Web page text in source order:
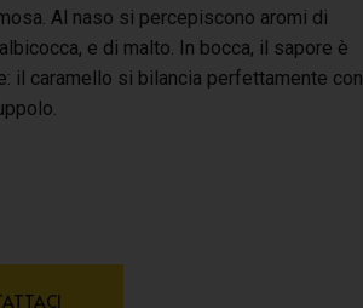
Al naso si percepiscono aromi di
e di malto. In bocca, il sapore è
il caramello si bilancia perfettamente con